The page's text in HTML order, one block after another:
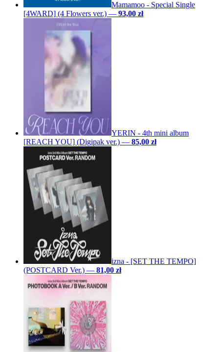
Mamamoo - Special Single
[4WARD] (4 Flowers ver.) — 93,00 zł
YERIN - 4th mini album
[REACH YOU] (Digipak ver.) — 85,00 zł
izna - [SET THE TEMPO]
(POSTCARD Ver.) — 81,00 zł